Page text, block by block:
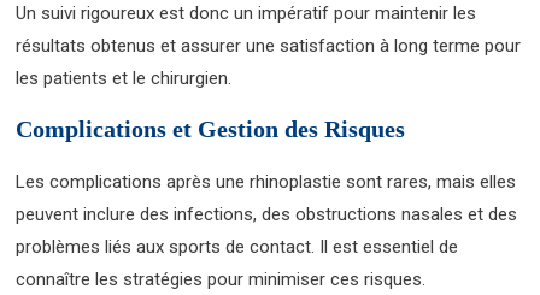
Un suivi rigoureux est donc un impératif pour maintenir les
résultats obtenus et assurer une satisfaction à long terme pour
les patients et le chirurgien.
Complications et Gestion des Risques
Les complications après une rhinoplastie sont rares, mais elles
peuvent inclure des infections, des obstructions nasales et des
problèmes liés aux sports de contact. Il est essentiel de
connaître les stratégies pour minimiser ces risques.